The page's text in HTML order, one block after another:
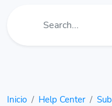
Inicio Help Center